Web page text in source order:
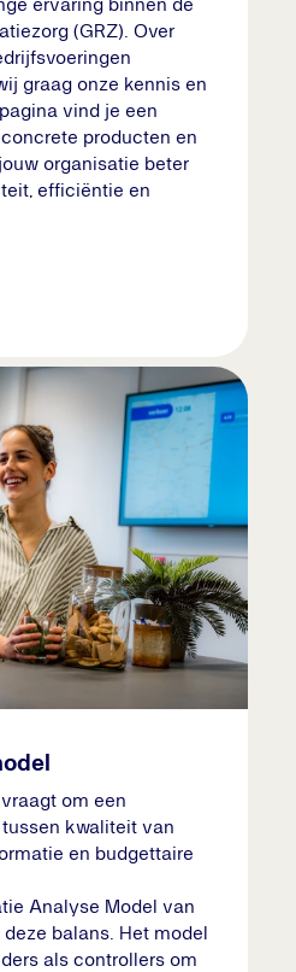
ervaring binnen de
(GRZ). Over
graag onze kennis en
vind je een
producten en
organisatie beter
efficiëntie en
om een
kwaliteit van
en budgettaire
Analyse Model van
balans. Het model
als controllers om